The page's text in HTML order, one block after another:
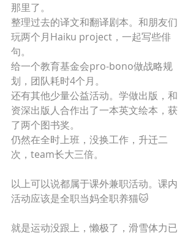
那里了。
整理过去的译文和翻译剧本。和朋友们
玩两个月Haiku project，一起写些俳
句。
给一个教育基金会pro-bono做战略规
划，团队耗时4个月。
还有其他少量公益活动。学做出版，和
资深出版人合作出了一本英文绘本，获
了两个图书奖。
仍然在全时上班，没换工作，升迁二
次，team长大三倍。
以上可以说都属于课外兼职活动。课内
活动应该是全职当妈全职养猫🐱
就是运动没跟上，懒极了，滑雪体力已